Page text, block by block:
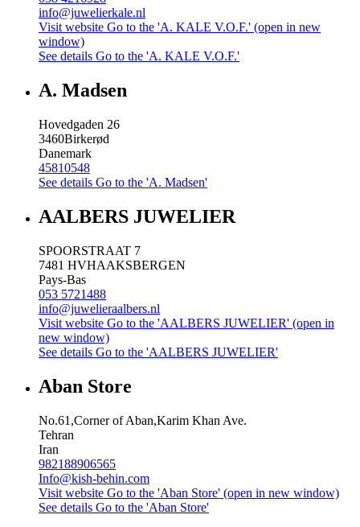
info@juwelierkale.nl
Visit website Go to the 'A. KALE V.O.F.' (open in new
window)
See details Go to the 'A. KALE V.O.F.'
A. Madsen
Hovedgaden 26
3460Birkerød
Danemark
45810548
See details Go to the 'A. Madsen'
AALBERS JUWELIER
SPOORSTRAAT 7
7481 HVHAAKSBERGEN
Pays-Bas
053 5721488
info@juwelieraalbers.nl
Visit website Go to the 'AALBERS JUWELIER' (open in
new window)
See details Go to the 'AALBERS JUWELIER'
Aban Store
No.61,Corner of Aban,Karim Khan Ave.
Tehran
Iran
982188906565
Info@kish-behin.com
Visit website Go to the 'Aban Store' (open in new window)
See details Go to the 'Aban Store'